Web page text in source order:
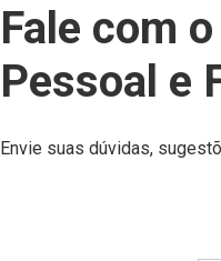
Fale com
Pessoal e
Envie suas dúvidas,